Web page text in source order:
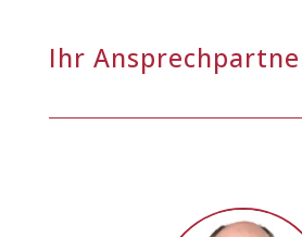
Ihr